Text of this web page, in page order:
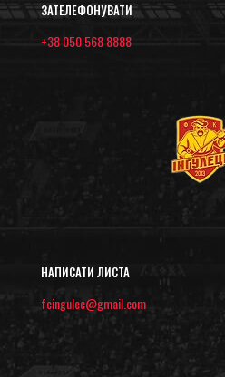
ЗАТЕЛЕФОНУВАТИ
+38 050 568 8888
НАПИСАТИ ЛИСТА
fcingulec@gmail.com